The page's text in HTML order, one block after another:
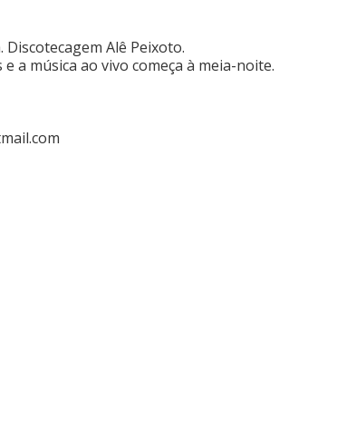
Discotecagem Alê Peixoto.
a música ao vivo começa à meia-noite.